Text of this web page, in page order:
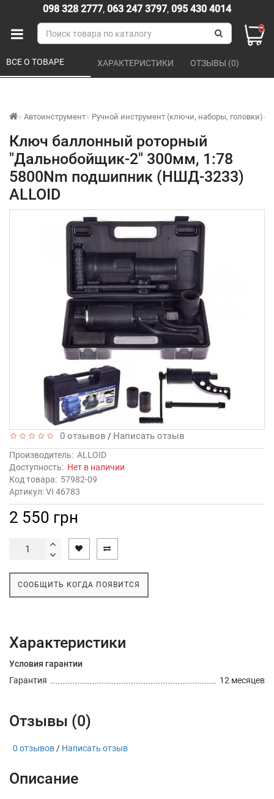
098 328 2777, 063 247 3797, 095 430 4014
0
Автоинструмент Ручной инструмент (ключи, наборы, головки)
Ключ баллонный роторный
"Дальнобойщик-2" 300мм, 1:78
5800Nm подшипник (НШД-3233)
ALLOID
ВСЕ О ТОВАРЕ ХАРАКТЕРИСТИКИ ОТЗЫВЫ (0)
0 отзывов / Написать отзыв
Производитель: ALLOID
Доступность: Нет в наличии
Код товара: 57982-09
Артикул: VI 46783
2 550 грн
СООБЩИТЬ КОГДА ПОЯВИТСЯ
Характеристики
Условия гарантии
Гарантия
12 месяцев
Отзывы (0)
0 отзывов / Написать отзыв
Описание